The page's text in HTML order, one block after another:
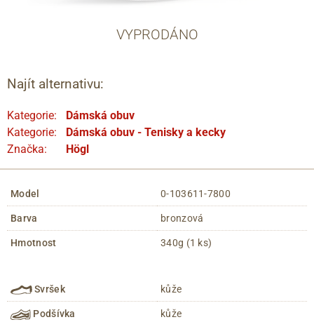
VYPRODÁNO
Najít alternativu:
Kategorie:
Dámská obuv
Kategorie:
Dámská obuv - Tenisky a kecky
Značka:
Högl
Model 0-103611-7800
Barva bronzová
Hmotnost 340g (1 ks)
Svršek kůže
Podšívka kůže